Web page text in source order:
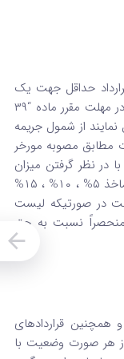
حداقل جهت یک
ماه لیست کارکنان شاغل در عملیات قرارداد را در مهلت مقرر ماده “۳۹
از شمول جریمه
مطابق مصوبه مورخر
و با در نظر گرفتن میزان
اصل حق بیمه ماهیانه حسب مورد جریمه به ماخذ ۵% ، ۱۰% ، ۱۵%
است در صورتیکه لیست
منحصراً نسبت به حق
همچنین قراردادهای
هر صورت وضعیت با